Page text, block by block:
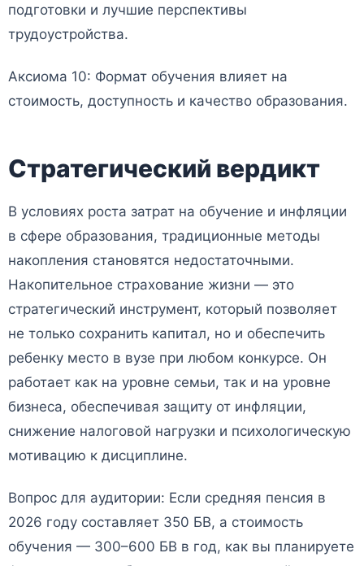
подготовки и лучшие перспективы
трудоустройства.
Аксиома 10: Формат обучения влияет на
стоимость, доступность и качество образования.
Стратегический вердикт
В условиях роста затрат на обучение и инфляции
в сфере образования, традиционные методы
накопления становятся недостаточными.
Накопительное страхование жизни — это
стратегический инструмент, который позволяет
не только сохранить капитал, но и обеспечить
ребенку место в вузе при любом конкурсе. Он
работает как на уровне семьи, так и на уровне
бизнеса, обеспечивая защиту от инфляции,
снижение налоговой нагрузки и психологическую
мотивацию к дисциплине.
Вопрос для аудитории: Если средняя пенсия в
2026 году составляет 350 БВ, а стоимость
обучения — 300–600 БВ в год, как вы планируете